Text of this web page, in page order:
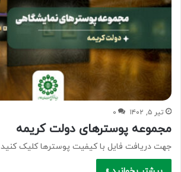
تیر ۵, ۱۴۰۲ ۰
مجموعه پوسترهای دولت کریمه
جهت دریافت فایل با کیفیت پوسترها کلیک کنید